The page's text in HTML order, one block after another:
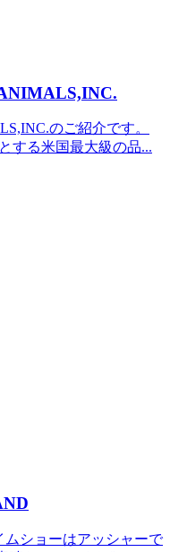
のご紹介です。
する米国最大級の品...
ショーはアッシャーで